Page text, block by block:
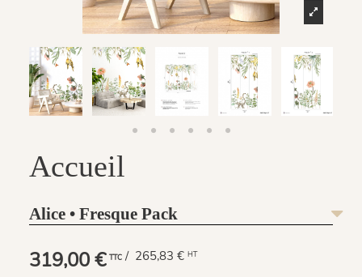
Accueil
Alice • Fresque Pack
319,00 €TTC / 265,83 € HT